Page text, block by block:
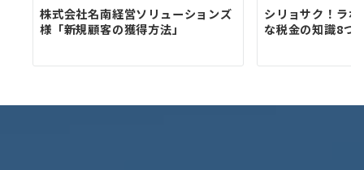
株式会社名南経営ソリューションズ
様「新規顧客の獲得方法」
シリョサク！ラ
な税金の知識8つ